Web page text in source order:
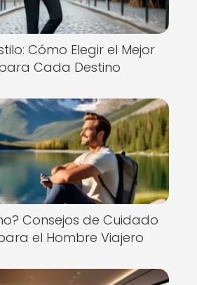
Cómo Elegir el Mejor
Cada Destino
Consejos de Cuidado
el Hombre Viajero